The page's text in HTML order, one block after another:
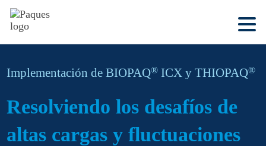
Implementación de BIOPAQ® ICX y THIOPAQ®
Resolviendo los desafíos de
altas cargas y fluctuaciones